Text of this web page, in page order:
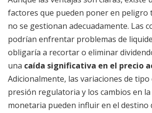
factores que pueden poner en peligro
no se gestionan adecuadamente. Las
podrían enfrentar problemas de
obligaría a recortar o eliminar
una caída significativa en el precio
Adicionalmente, las variaciones de tipo
presión regulatoria y los cambios en
monetaria pueden influir en el destino